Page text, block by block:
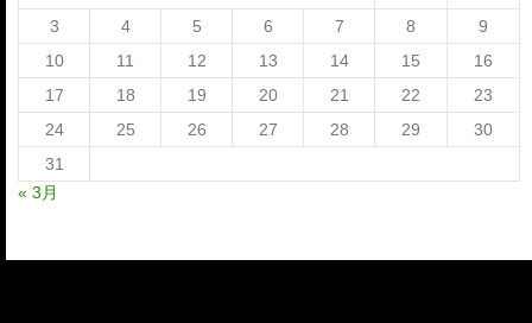
3
4 5 6 7 8
9
10
11 12 13 14 15
16
17
18 19 20 21 22
23
24
25 26 27 28 29
30
31
« 3月